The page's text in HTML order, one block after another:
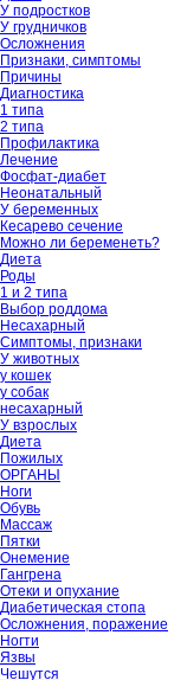
У подростков
У грудничков
Осложнения
Признаки, симптомы
Причины
Диагностика
1 типа
2 типа
Профилактика
Лечение
Фосфат-диабет
Неонатальный
У беременных
Кесарево сечение
Можно ли беременеть?
Диета
Роды
1 и 2 типа
Выбор роддома
Несахарный
Симптомы, признаки
У животных
у кошек
у собак
несахарный
У взрослых
Диета
Пожилых
ОРГАНЫ
Ноги
Обувь
Массаж
Пятки
Онемение
Гангрена
Отеки и опухание
Диабетическая стопа
Осложнения, поражение
Ногти
Язвы
Чешутся